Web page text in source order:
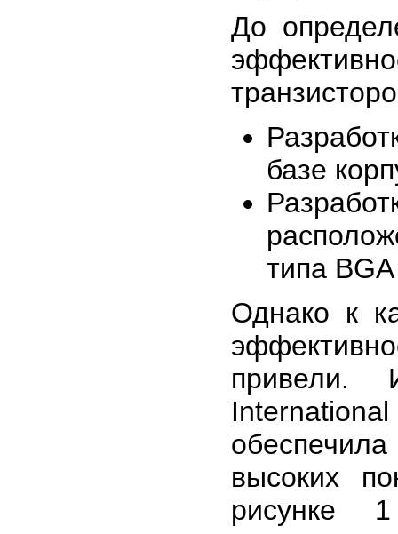
До
базе
типа
Однако к
привели.
высоких
рисунке